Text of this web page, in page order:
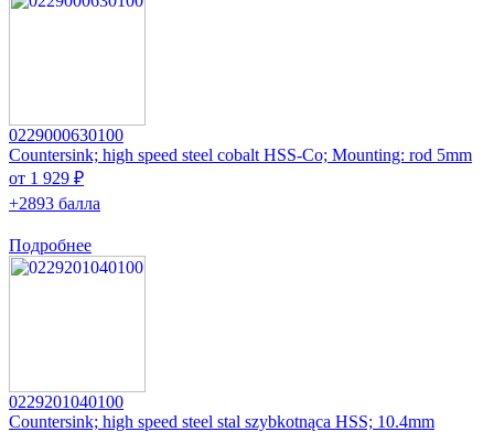
0229000630100
Countersink; high speed steel cobalt HSS-Co; Mounting: rod 5mm
от 1 929 ₽
+2893 балла
Подробнее
0229201040100
Countersink; high speed steel stal szybkotnąca HSS; 10.4mm